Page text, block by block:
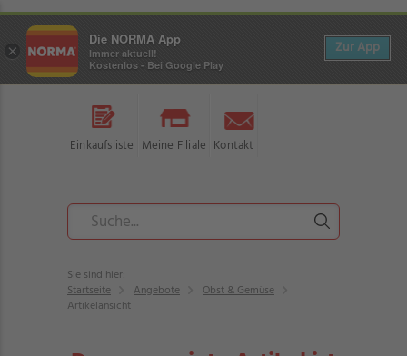
Einkaufsliste Meine Filiale Kontakt
Sie sind hier:
Startseite
Angebote
Obst & Gemüse
Artikelansicht
×
Die NORMA App
Immer aktuell!
Kostenlos - Bei Google Play
Zur App